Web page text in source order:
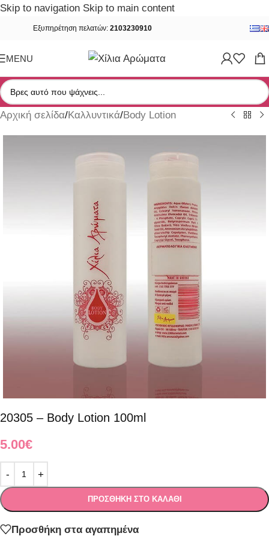
Skip to navigation Skip to main content
Εξυπηρέτηση πελατών: 2103230910
MENU
Αρχική σελίδα/Καλλυντικά/Body Lotion
20305 – Body Lotion 100ml
5.00€
ΠΡΟΣΘΉΚΗ ΣΤΟ ΚΑΛΆΘΙ
Προσθήκη στα αγαπημένα